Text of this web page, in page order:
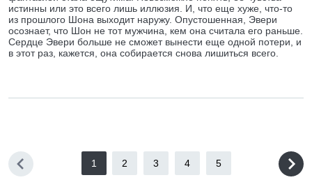
истинны или это всего лишь иллюзия. И, что еще хуже, что-то
из прошлого Шона выходит наружу. Опустошенная, Эвери
осознает, что Шон не тот мужчина, кем она считала его раньше.
Сердце Эвери больше не сможет вынести еще одной потери, и
в этот раз, кажется, она собирается снова лишиться всего.
1 2 3 4 5